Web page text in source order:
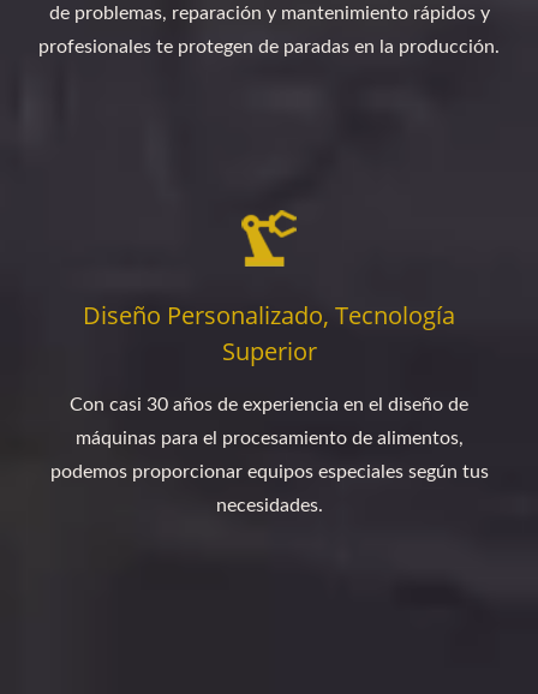
de problemas, reparación y mantenimiento rápidos y
profesionales te protegen de paradas en la producción.
Diseño Personalizado, Tecnología
Superior
Con casi 30 años de experiencia en el diseño de
máquinas para el procesamiento de alimentos,
podemos proporcionar equipos especiales según tus
necesidades.